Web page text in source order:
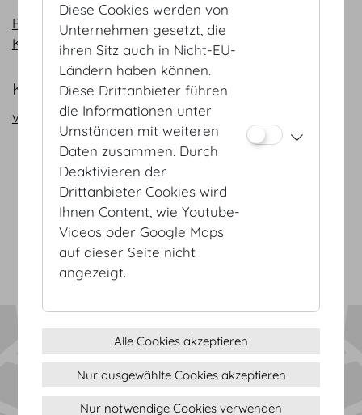
Fußweg Heldenplatz - Botschafterstiege (PDF, 98
KB)
KONTAKT
vienna@hofburg.com
Datenschutz
Impressum
Sitemap
(c) 2026 Hofburg Vienna, Heldenplatz, 1010 Wien
Diese Cookies werden von
Unternehmen gesetzt, die
ihren Sitz auch in Nicht-EU-
Ländern haben können.
Diese Drittanbieter führen
die Informationen unter
Umständen mit weiteren
Daten zusammen. Durch
Deaktivieren der
Drittanbieter Cookies wird
Ihnen Content, wie Youtube-
Videos oder Google Maps
auf dieser Seite nicht
angezeigt.
Alle Cookies akzeptieren
Nur ausgewählte Cookies akzeptieren
Nur notwendige Cookies verwenden